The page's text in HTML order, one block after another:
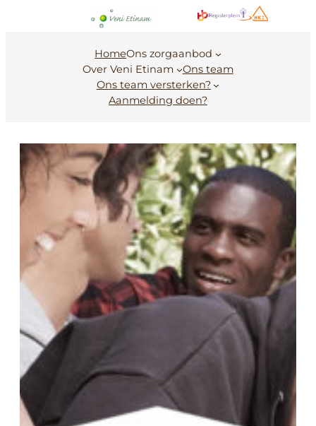
HomeOns zorgaanbod
Over Veni Etinam
Ons team
Ons team versterken?
Aanmelding doen?